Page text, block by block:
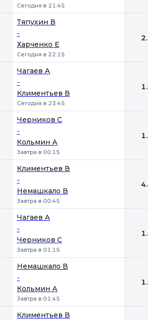
Сегодня в 21:45
Тяпухин В
-
Харченко Е
Сегодня в 22:15
Чагаев А
-
Климентьев В
Сегодня в 23:45
Черников С
-
Кольмин А
Завтра в 00:15
Климентьев В
-
Немашкало В
Завтра в 00:45
Чагаев А
-
Черников С
Завтра в 01:15
Немашкало В
-
Кольмин А
Завтра в 01:45
Климентьев В